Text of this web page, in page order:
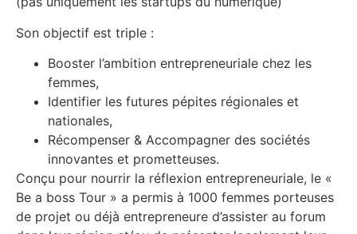
Son objectif est triple :
Booster l’ambition entrepreneuriale chez les
femmes,
Identifier les futures pépites régionales et
nationales,
Récompenser & Accompagner des sociétés
innovantes et prometteuses.
​Conçu pour nourrir la réflexion entrepreneuriale, le «
Be a boss Tour » a permis à 1000 femmes porteuses
de projet ou déjà entrepreneure d’assister au forum